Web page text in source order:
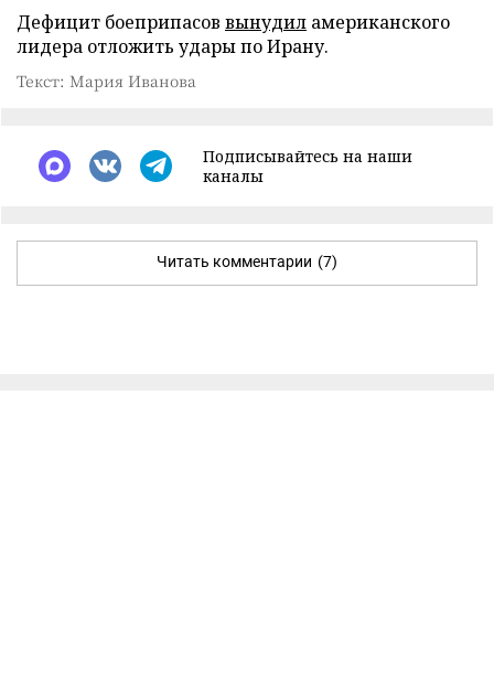
Дефицит боеприпасов вынудил американского
лидера отложить удары по Ирану.
Текст: Мария Иванова
Подписывайтесь на наши
каналы
Читать комментарии (7)